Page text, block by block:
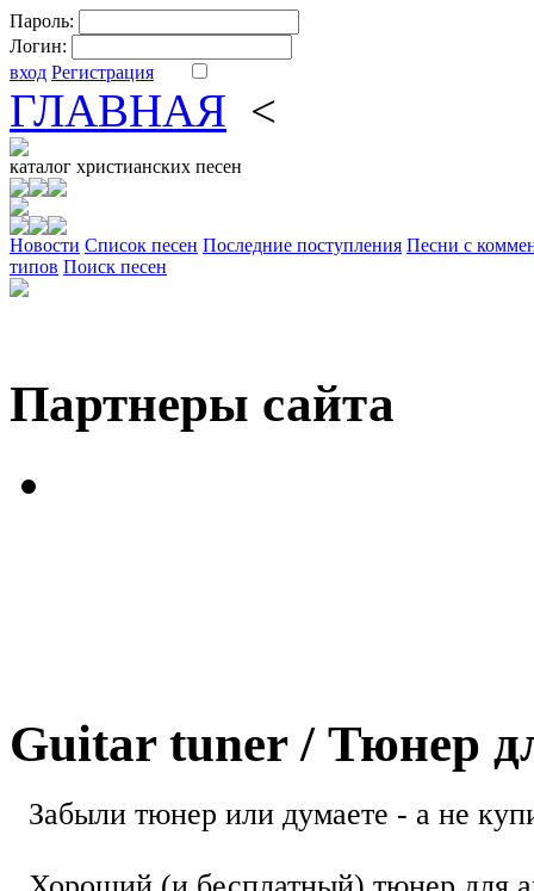
Пароль:
Логин:
вход Регистрация
ГЛАВНАЯ <
каталог христианских песен
Новости Cписок песен Последние поступления Песни с
типов Поиск песен
Партнеры сайта
Guitar tuner / Тюнер
Забыли тюнер или думаете - а не